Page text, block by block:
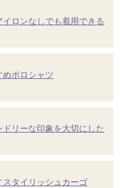
ロンなしでも着用できる
めポロシャツ
リーな印象を大切にした
スタイリッシュカーゴ